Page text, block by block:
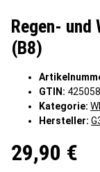
Regen- und
(B8)
GTIN:
Kategorie:
Hersteller:
29,90 €